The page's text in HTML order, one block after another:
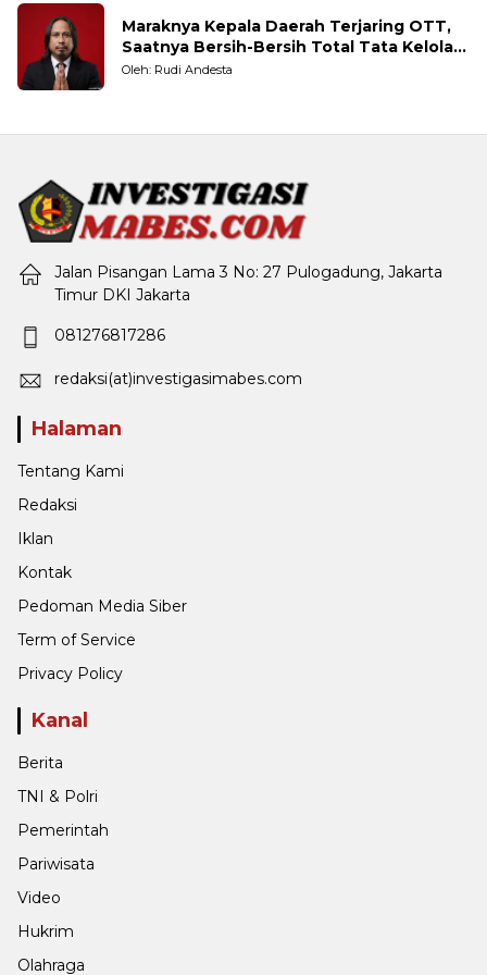
Maraknya Kepala Daerah Terjaring OTT,
Saatnya Bersih-Bersih Total Tata Kelola
Pemerintahan
Oleh: Rudi Andesta
Jalan Pisangan Lama 3 No: 27 Pulogadung, Jakarta
Timur DKI Jakarta
081276817286
redaksi(at)investigasimabes.com
Halaman
Tentang Kami
Redaksi
Iklan
Kontak
Pedoman Media Siber
Term of Service
Privacy Policy
Kanal
Berita
TNI & Polri
Pemerintah
Pariwisata
Video
Hukrim
Olahraga